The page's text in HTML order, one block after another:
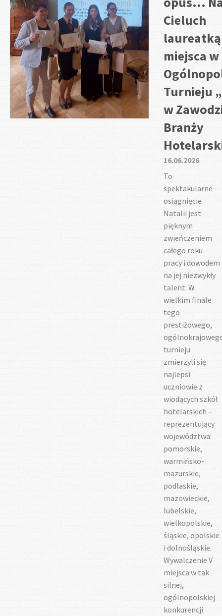
Strefa ucznia
Strefa rodzica
Projekty
Cieluch
laureatką
miejsca
Turnieju
w
Branży
16.06.2026
To
spektakularne
osiągnięcie
Natalii jest
pięknym
zwieńczeniem
całego roku
pracy i dowodem
na jej niezwykły
talent. W
wielkim finale
tego
prestiżowego,
turnieju
zmierzyli się
najlepsi
uczniowie z
wiodących szkół
hotelarskich –
reprezentujący
województwa:
pomorskie,
warmińsko-
mazurskie,
podlaskie,
mazowieckie,
lubelskie,
wielkopolskie,
śląskie, opolskie
i dolnośląskie.
Wywalczenie V
miejsca w tak
silnej,
ogólnopolskiej
konkurencji